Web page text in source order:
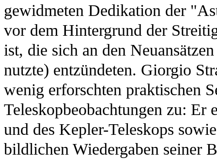
gewidmeten Dedikation der
vor dem Hintergrund der
ist, die sich an den
nutzte) entzündeten. Giorgio
wenig erforschten praktischen
Teleskopbeobachtungen zu: Er
und des Kepler-Teleskops
bildlichen Wiedergaben seiner